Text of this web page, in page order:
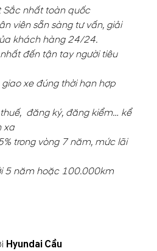
Sắc nhất toàn quốc
viên sẵn sàng tư vấn, giải
khách hàng 24/24.
đến tận tay người tiêu
xe đúng thời hạn hợp
đăng ký, đăng kiểm… kể
xa
trong vòng 7 năm, mức lãi
5 năm hoặc 100.000km
Hyundai Cầu